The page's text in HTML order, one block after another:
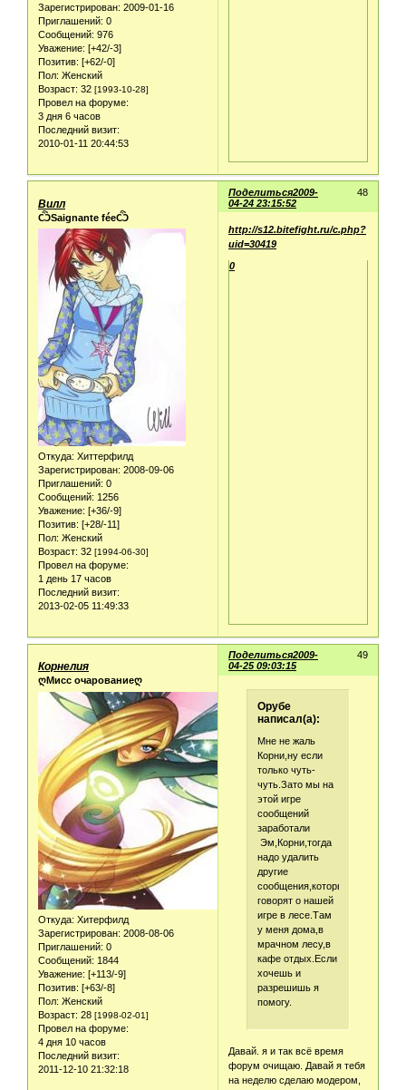
Зарегистрирован: 2009-01-16
Приглашений: 0
Сообщений: 976
Уважение: [+42/-3]
Позитив: [+62/-0]
Пол: Женский
Возраст: 32 [1993-10-28]
Провел на форуме:
3 дня 6 часов
Последний визит:
2010-01-11 20:44:53
Поделиться 48
2009-
04-24 23:15:52
Вилл
ѼSaignante féeѼ
Откуда: Хиттерфилд
Зарегистрирован: 2008-09-06
Приглашений: 0
Сообщений: 1256
Уважение: [+36/-9]
Позитив: [+28/-11]
Пол: Женский
Возраст: 32 [1994-06-30]
Провел на форуме:
1 день 17 часов
Последний визит:
2013-02-05 11:49:33
http://s12.bitefight.ru/c.php?
uid=30419
0
Поделиться 49
2009-
04-25 09:03:15
Корнелия
ღМисс очарованиеღ
Откуда: Хитерфилд
Зарегистрирован: 2008-08-06
Приглашений: 0
Сообщений: 1844
Уважение: [+113/-9]
Позитив: [+63/-8]
Пол: Женский
Возраст: 28 [1998-02-01]
Провел на форуме:
4 дня 10 часов
Последний визит:
2011-12-10 21:32:18
Орубе
написал(а):
Мне не жаль
Корни,ну если
только чуть-
чуть.Зато мы на
этой игре
сообщений
заработали
Эм,Корни,тогда
надо удалить
другие
сообщения,которые
говорят о нашей
игре в лесе.Там
у меня дома,в
мрачном лесу,в
кафе отдых.Если
хочешь и
разрешишь я
помогу.
Давай. я и так всё время
форум очищаю. Давай я тебя
на неделю сделаю модером,